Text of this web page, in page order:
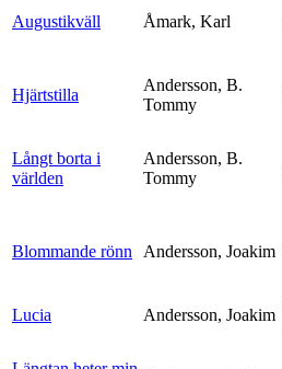
Augustikväll Åmark, Karl
Hjärtstilla
Andersson, B.
Tommy
Långt borta i
världen
Andersson, B.
Tommy
Blommande rönn Andersson, Joakim
Lucia Andersson, Joakim